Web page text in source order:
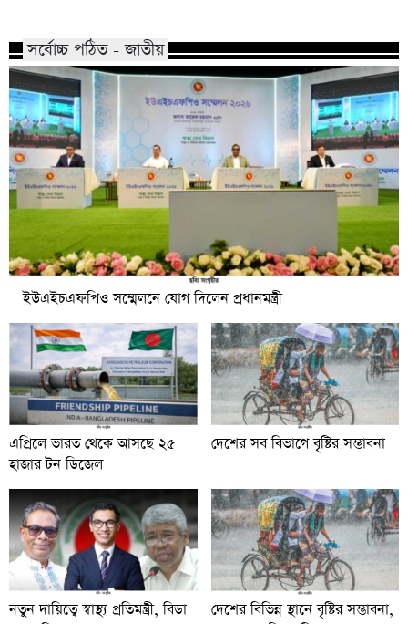
সর্বোচ্চ পঠিত - জাতীয়
ইউএইচএফপিও সম্মেলনে যোগ দিলেন প্রধানমন্ত্রী
এপ্রিলে ভারত থেকে আসছে ২৫
হাজার টন ডিজেল
দেশের সব বিভাগে বৃষ্টির সম্ভাবনা
নতুন দায়িত্বে স্বাস্থ্য প্রতিমন্ত্রী, বিডা
দেশের বিভিন্ন স্থানে বৃষ্টির সম্ভাবনা,